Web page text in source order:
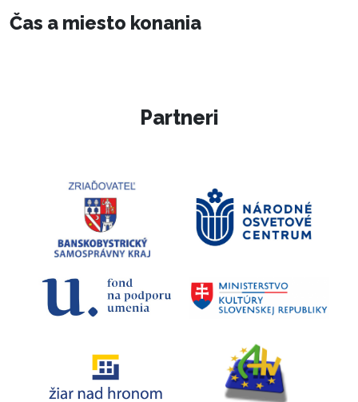
Čas a miesto konania
Partneri